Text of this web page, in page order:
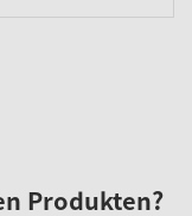
Produkten?